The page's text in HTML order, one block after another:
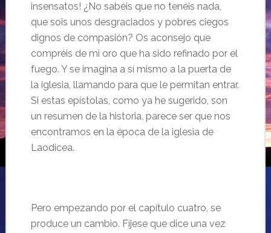
insensatos! ¿No sabéis que no tenéis nada,
que sois unos desgraciados y pobres ciegos
dignos de compasión? Os aconsejo que
compréis de mi oro que ha sido refinado por el
fuego. Y se imagina a sí mismo a la puerta de
la iglesia, llamando para que le permitan entrar.
Si estas epístolas, como ya he sugerido, son
un resumen de la historia, parece ser que nos
encontramos en la época de la iglesia de
Laodicea.
Pero empezando por el capítulo cuatro, se
produce un cambio. Fíjese que dice una vez